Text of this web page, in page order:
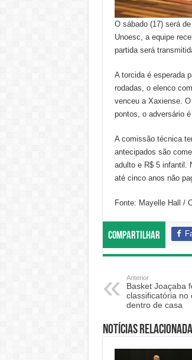
O sábado (17) será
Unoesc, a equipe
partida será
A torcida é esperada
rodadas, o elenco
venceu a Xaxiense.
pontos, o adversário
A comissão técnica
antecipados são
adulto e R$ 5 infantil.
até cinco anos não
Fonte: Mayelle Hall /
Compartilhar
Anterior
Basket Joaçaba
classificatória no
dentro de casa
Notícias